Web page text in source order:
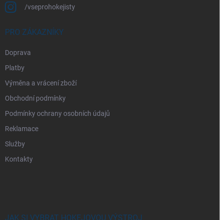
/vseprohokejisty
PRO ZÁKAZNÍKY
Doprava
Platby
Výměna a vrácení zboží
Obchodní podmínky
Podmínky ochrany osobních údajů
Reklamace
Služby
Kontakty
JAK SI VYBRAT HOKEJOVOU VÝSTROJ